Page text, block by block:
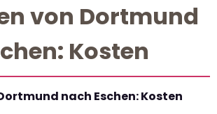
von Dortmund
Kosten
nach Eschen: Kosten